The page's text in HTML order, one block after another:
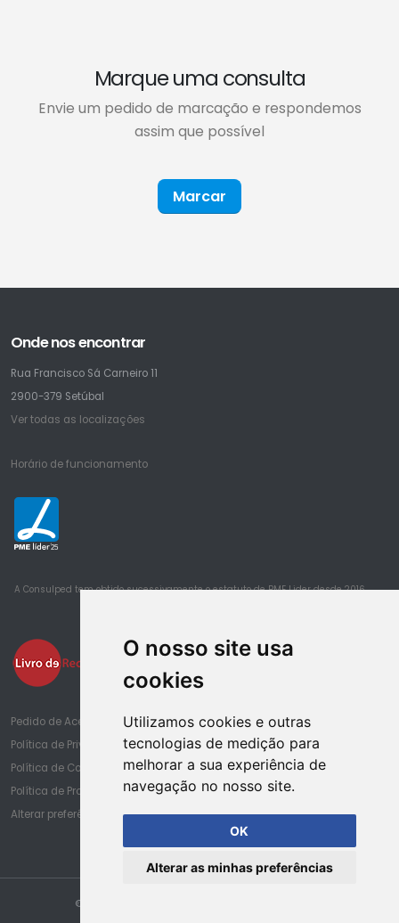
O nosso site usa
cookies
Utilizamos cookies e outras
tecnologias de medição para
melhorar a sua experiência de
navegação no nosso site.
OK
Alterar as minhas preferências
Marque uma consulta
Envie um pedido de marcação e respondemos
assim que possível
Marcar
Onde nos encontrar
Rua Francisco Sá Carneiro 11
2900-379 Setúbal
Ver todas as localizações
Horário de funcionamento
25
A Consulped tem obtido sucessivamente o estatuto de PME Lider desde 2016
Pedido de Acesso à Informação de Saúde
Política de Privacidade
Política de Cookies
Política de Proteção de Dados
Alterar preferências de cookies
© Copyright Consulped. Todos os direitos reservados.